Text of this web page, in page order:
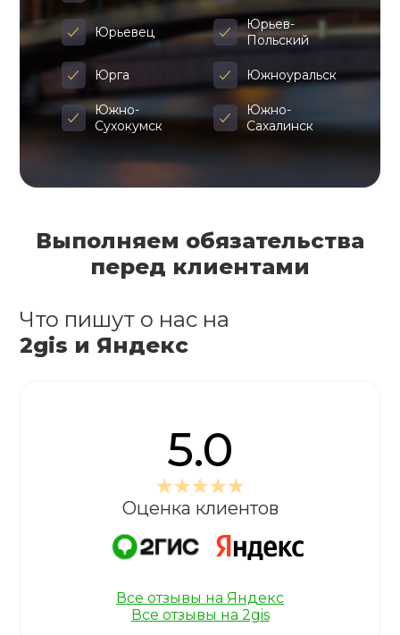
Юрьевец
Юрьев-
Польский
Юрга Южноуральск
Южно-
Сухокумск
Южно-
Сахалинск
Выполняем обязательства
перед клиентами
Что пишут о нас на
2gis и Яндекс
5.0
Оценка клиентов
Все отзывы на Яндекс
Все отзывы на 2gis